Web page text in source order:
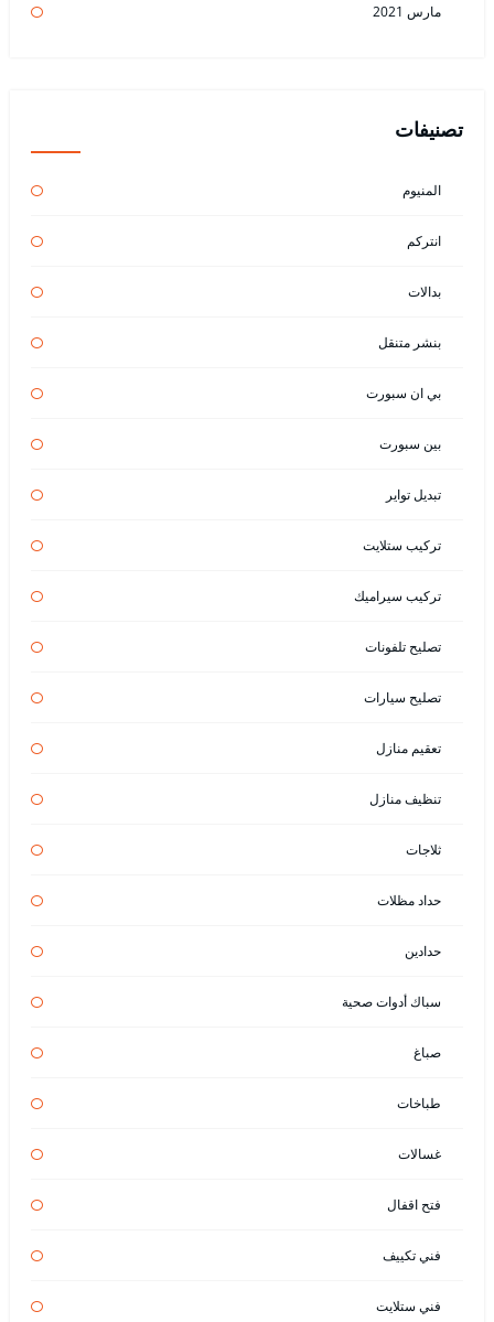
مارس 2021
تصنيفات
المنيوم
انتركم
بدالات
بنشر متنقل
بي ان سبورت
بين سبورت
تبديل تواير
تركيب ستلايت
تركيب سيراميك
تصليح تلفونات
تصليح سيارات
تعقيم منازل
تنظيف منازل
ثلاجات
حداد مظلات
حدادين
سباك أدوات صحية
صباغ
طباخات
غسالات
فتح اقفال
فني تكييف
فني ستلايت